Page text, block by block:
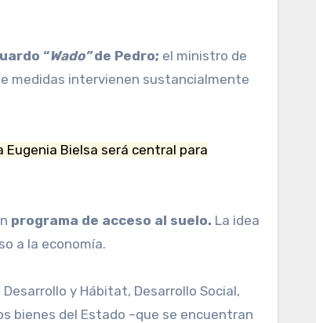
“Wado”de Pedro; el ministro de
medidas intervienen sustancialmente
Bielsa será central para
programa de acceso al suelo. La idea
a la economía.
y Hábitat, Desarrollo Social,
bienes del Estado –que se encuentran